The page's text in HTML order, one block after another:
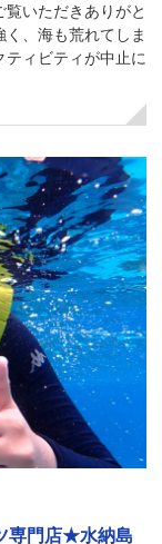
いただきありがと
、海も荒れてしま
ィビティが中止に
専門店★水納島